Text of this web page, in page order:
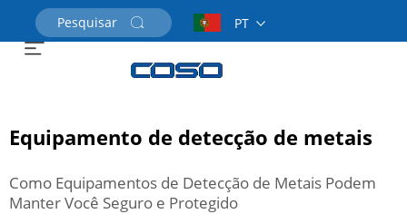
PT
Equipamento de detecção de metais
Como Equipamentos de Detecção de Metais Podem
Manter Você Seguro e Protegido